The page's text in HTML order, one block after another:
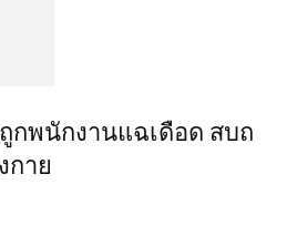
กพนักงานแฉเดือด สบถ
กาย